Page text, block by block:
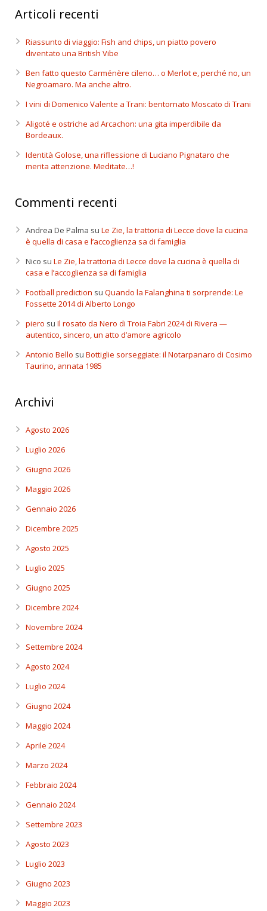
Articoli recenti
Riassunto di viaggio: Fish and chips, un piatto povero
diventato una British Vibe
Ben fatto questo Carménère cileno… o Merlot e, perché no, un
Negroamaro. Ma anche altro.
I vini di Domenico Valente a Trani: bentornato Moscato di Trani
Aligoté e ostriche ad Arcachon: una gita imperdibile da
Bordeaux.
Identità Golose, una riflessione di Luciano Pignataro che
merita attenzione. Meditate…!
Commenti recenti
Andrea De Palma su Le Zie, la trattoria di Lecce dove la cucina
è quella di casa e l’accoglienza sa di famiglia
Nico su Le Zie, la trattoria di Lecce dove la cucina è quella di
casa e l’accoglienza sa di famiglia
Football prediction su Quando la Falanghina ti sorprende: Le
Fossette 2014 di Alberto Longo
piero su Il rosato da Nero di Troia Fabri 2024 di Rivera —
autentico, sincero, un atto d’amore agricolo
Antonio Bello su Bottiglie sorseggiate: il Notarpanaro di Cosimo
Taurino, annata 1985
Archivi
Agosto 2026
Luglio 2026
Giugno 2026
Maggio 2026
Gennaio 2026
Dicembre 2025
Agosto 2025
Luglio 2025
Giugno 2025
Dicembre 2024
Novembre 2024
Settembre 2024
Agosto 2024
Luglio 2024
Giugno 2024
Maggio 2024
Aprile 2024
Marzo 2024
Febbraio 2024
Gennaio 2024
Settembre 2023
Agosto 2023
Luglio 2023
Giugno 2023
Maggio 2023